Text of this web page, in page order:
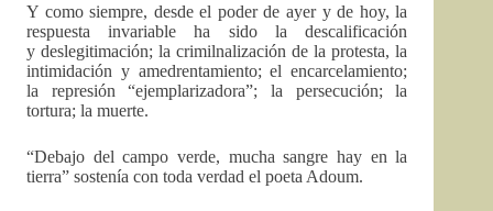
Y como siempre, desde el poder de ayer y de hoy, la
respuesta invariable ha sido la descalificación
y deslegitimación; la crimilnalización de la protesta, la
intimidación y amedrentamiento; el encarcelamiento;
la represión “ejemplarizadora”; la persecución; la
tortura; la muerte.
“Debajo del campo verde, mucha sangre hay en la
tierra” sostenía con toda verdad el poeta Adoum.